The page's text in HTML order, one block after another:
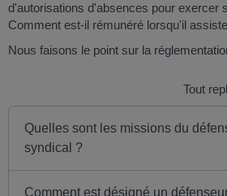
d'autorisations d'absences pour exercer
Comment est-il rémunéré lorsqu'il
Nous faisons le point sur la
Tout
Quelles sont les missions du
syndical ?
Comment est désigné un